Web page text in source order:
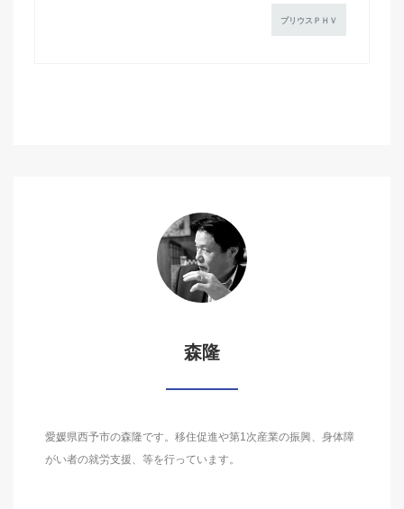
プリウスＰＨＶ
森隆
愛媛県西予市の森隆です。移住促進や第1次産業の振興、身体障
がい者の就労支援、等を行っています。